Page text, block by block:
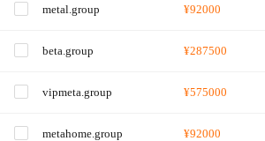
metal.group ¥92000
beta.group ¥287500
vipmeta.group ¥575000
metahome.group ¥92000